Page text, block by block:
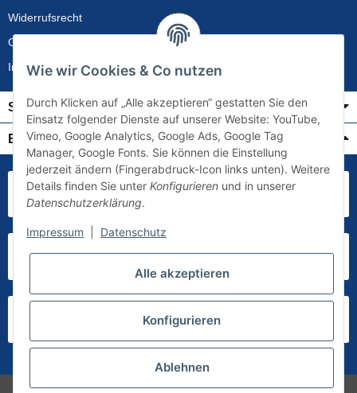
Widerrufsrecht
Gewährleistung
Impressum
Service
Bezahlung & Versand
* Alle Preise inkl. gesetzlicher USt., zzgl.Versand
Wie wir Cookies & Co nutzen
Durch Klicken auf „Alle akzeptieren“ gestatten Sie den
Einsatz folgender Dienste auf unserer Website: YouTube,
Vimeo, Google Analytics, Google Ads, Google Tag
Manager, Google Fonts. Sie können die Einstellung
jederzeit ändern (Fingerabdruck-Icon links unten). Weitere
Details finden Sie unter Konfigurieren und in unserer
Datenschutzerklärung.
Impressum Datenschutz
Alle akzeptieren
Konfigurieren
Ablehnen